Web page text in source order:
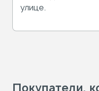
улице.